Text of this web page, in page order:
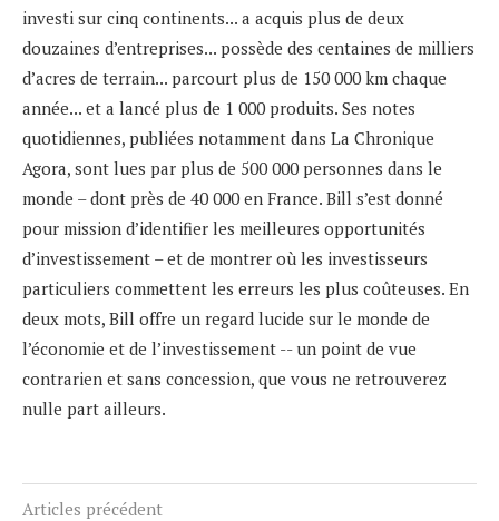
investi sur cinq continents... a acquis plus de deux
douzaines d’entreprises... possède des centaines de milliers
d’acres de terrain... parcourt plus de 150 000 km chaque
année... et a lancé plus de 1 000 produits. Ses notes
quotidiennes, publiées notamment dans La Chronique
Agora, sont lues par plus de 500 000 personnes dans le
monde – dont près de 40 000 en France. Bill s’est donné
pour mission d’identifier les meilleures opportunités
d’investissement – et de montrer où les investisseurs
particuliers commettent les erreurs les plus coûteuses. En
deux mots, Bill offre un regard lucide sur le monde de
l’économie et de l’investissement -- un point de vue
contrarien et sans concession, que vous ne retrouverez
nulle part ailleurs.
Articles précédent